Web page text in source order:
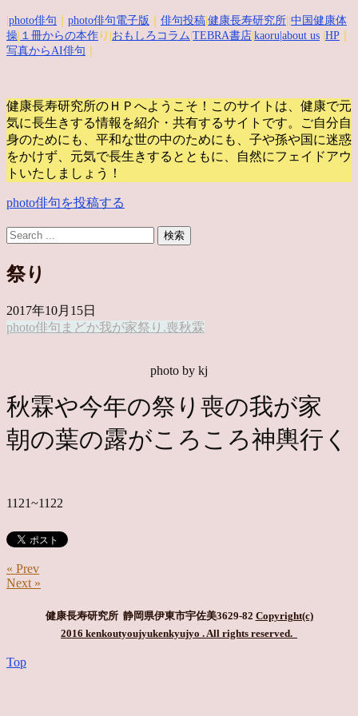
photo俳句 photo俳句電子版 俳句投稿 健康長寿研究所 中国健康体
操 １冊からの本作 り| おもしろコラム TEBRA書店 kaoru |about us HP
写真からAI俳句
健康長寿研究所のＨＰへようこそ！このサイトは、健康で元
気に長生きする情報を紹介・共有するサイトです。
ご自分自
身のためにも、平和な世の中のためにも、子や孫や国に迷惑
をかけず、元気で長生きするとともに、自然にフェイドアウ
トいたしましょう！
photo俳句を投稿する
祭り
2017年10月15日
photo俳句 まどか我が家祭り.喪秋霖
photo by kj
秋霖や今年の祭り喪の我が家
朝の葉の露がころころ神輿行く
1121~1122
« Prev
Next »
健康長寿研究所 静岡県伊東市宇佐美3629-82 Copyright(c)
2016 kenkoutyoujyukenkyujyo . All rights reserved.
Top